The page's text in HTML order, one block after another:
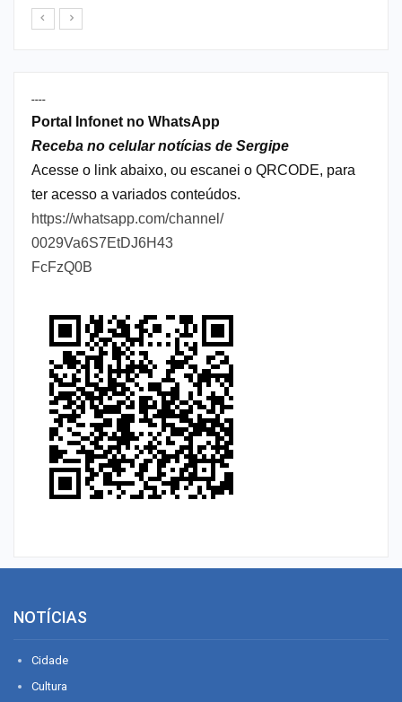
----
Portal Infonet no WhatsApp
Receba no celular notícias de Sergipe
Acesse o link abaixo, ou escanei o QRCODE, para
ter acesso a variados conteúdos.
https://whatsapp.com/channel/
0029Va6S7EtDJ6H43
FcFzQ0B
NOTÍCIAS
Cidade
Cultura